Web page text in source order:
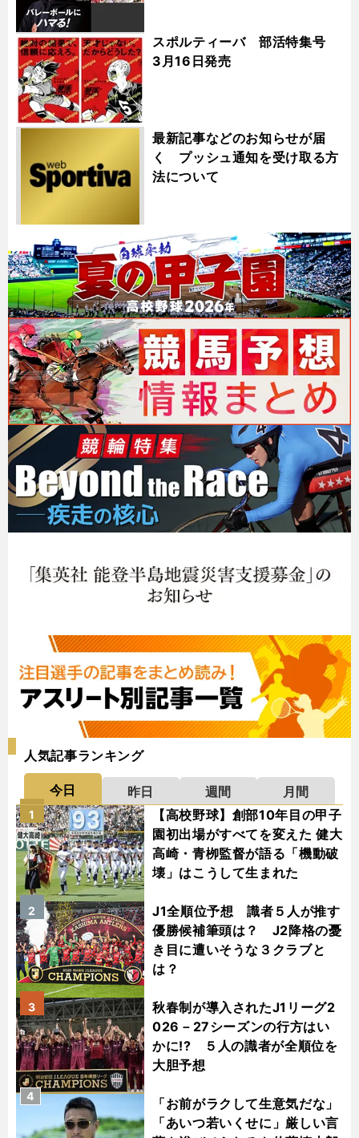
スポルティーバ 部活特集号
3月16日発売
最新記事などのお知らせが届
く プッシュ通知を受け取る方
法について
人気記事ランキング
今日 昨日 週間
月間
【高校野球】創部10年目の甲子
園初出場がすべてを変えた 健大
高崎・青栁監督が語る「機動破
壊」はこうして生まれた
1
J1全順位予想 識者５人が推す
優勝候補筆頭は？ J2降格の憂
き目に遭いそうな３クラブと
は？
2
秋春制が導入されたJ1リーグ2
026－27シーズンの行方はい
かに!? ５人の識者が全順位を
大胆予想
3
「お前がラクして生意気だな」
「あいつ若いくせに」厳しい言
4